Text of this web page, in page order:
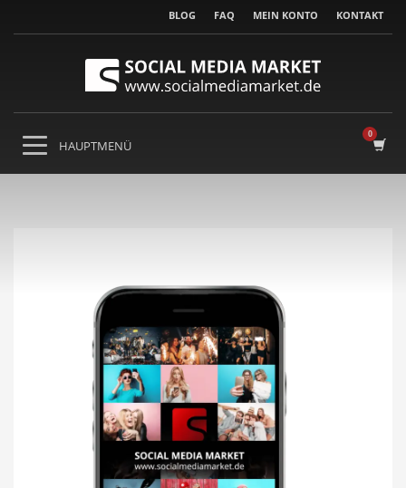
BLOG FAQ MEIN KONTO KONTAKT